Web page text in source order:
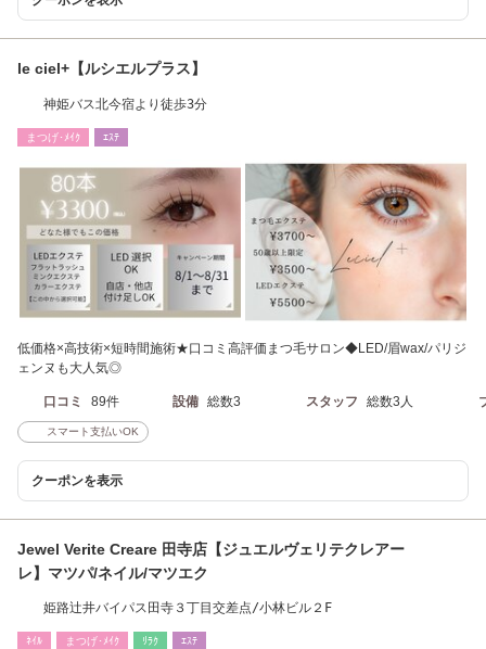
le ciel+【ルシエルプラス】
神姫バス北今宿より徒歩3分
まつげ･ﾒｲｸ ｴｽﾃ
低価格×高技術×短時間施術★口コミ高評価まつ毛サロン◆LED/眉wax/パリジ
ェンヌも大人気◎
口コミ 89件 設備 総数3 スタッフ 総数3人
スマート支払いOK
クーポンを表示
Jewel Verite Creare 田寺店【ジュエルヴェリテクレアー
レ】マツパ/ネイル/マツエク
姫路辻井バイパス田寺３丁目交差点/小林ビル２F
ﾈｲﾙ まつげ･ﾒｲｸ ﾘﾗｸ ｴｽﾃ